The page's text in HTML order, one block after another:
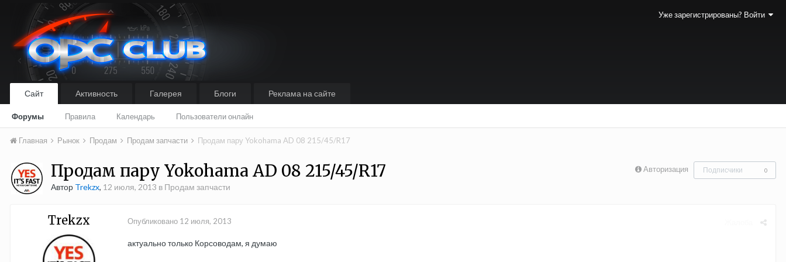
Уже зарегистрированы? Войти
Сайт
Форумы Правила Календарь Пользователи онлайн
Активность Галерея Блоги Реклама на сайте
Главная Рынок Продам Продам запчасти Продам пару Yokohama AD 08 215/45/R17
Авторизация Подписчики 0
Продам пару Yokohama AD 08 215/45/R17
Автор Trekzx, 12 июля, 2013 в Продам запчасти
Trekzx Опубликовано 12 июля, 2013
актуально только Корсоводам, я думаю